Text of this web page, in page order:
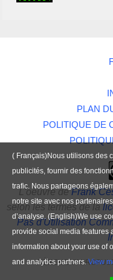
PLAN
POLITIQUE DE
L'oeuvredeFrank
selon les termes de la
Pas d'Utilisation
FIÈREMENT
( Français)Nous utilisons des
publicités, fournir des
trafic. Nous partageons
notre site avec nos
d’analyse. (English)We use
provide social media features
information about your use of
and analytics partners.View